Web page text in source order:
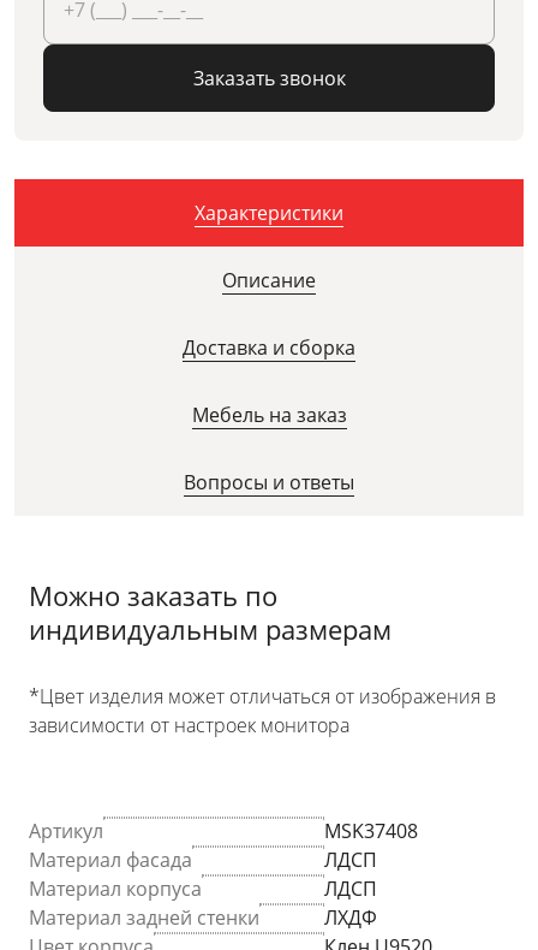
Заказать звонок
Характеристики
Описание
Доставка и сборка
Мебель на заказ
Вопросы и ответы
Можно заказать по
индивидуальным размерам
*Цвет изделия может отличаться от изображения в
зависимости от настроек монитора
Артикул
MSK37408
Материал фасада
ЛДСП
Материал корпуса
ЛДСП
Материал задней стенки
ЛХДФ